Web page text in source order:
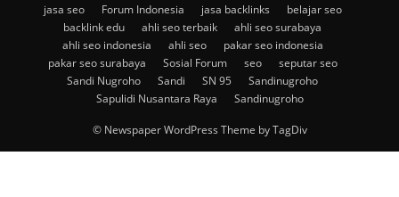
jasa seo
Forum Indonesia jasa backlinks
belajar seo
backlink edu
ahli seo terbaik
ahli seo surabaya
ahli seo indonesia
ahli seo
pakar seo indonesia
pakar seo surabaya
Sosial Forum seo
seputar seo
Sandi Nugroho
Sandi SN 95
Sandinugroho
Sapulidi Nusantara Raya
Sandinugroho
© Newspaper WordPress Theme by TagDiv